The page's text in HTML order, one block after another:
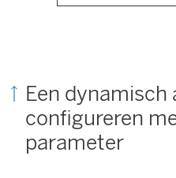
Een dynamisch
configureren
parameter